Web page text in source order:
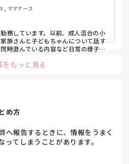
, ママナース
務しています。以前、成人混合の小
族さんと子どもちゃんについて話す
時遊んでいる内容など日常の様子を
すが、、、。ご家族さんは心配なさ
をもっと見る
め方
へ報告するときに、情報をうまく
てしまうことがあります。
、緊張すると伝える順番が分から